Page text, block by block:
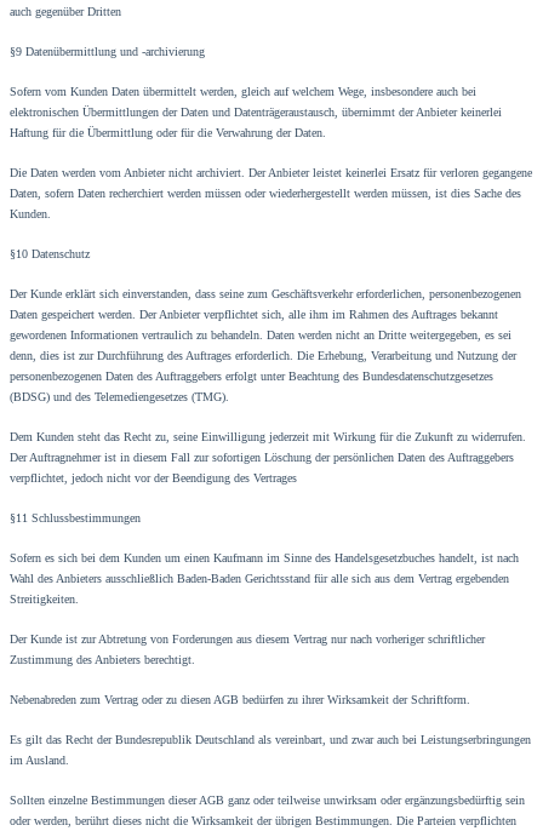
auch gegenüber Dritten
§9 Datenübermittlung und -archivierung
Sofern vom Kunden Daten übermittelt werden, gleich auf welchem Wege, insbesondere auch bei
elektronischen Übermittlungen der Daten und Datenträgeraustausch, übernimmt der Anbieter keinerlei
Haftung für die Übermittlung oder für die Verwahrung der Daten.
Die Daten werden vom Anbieter nicht archiviert. Der Anbieter leistet keinerlei Ersatz für verloren gegangene
Daten, sofern Daten recherchiert werden müssen oder wiederhergestellt werden müssen, ist dies Sache des
Kunden.
§10 Datenschutz
Der Kunde erklärt sich einverstanden, dass seine zum Geschäftsverkehr erforderlichen, personenbezogenen
Daten gespeichert werden. Der Anbieter verpflichtet sich, alle ihm im Rahmen des Auftrages bekannt
gewordenen Informationen vertraulich zu behandeln. Daten werden nicht an Dritte weitergegeben, es sei
denn, dies ist zur Durchführung des Auftrages erforderlich. Die Erhebung, Verarbeitung und Nutzung der
personenbezogenen Daten des Auftraggebers erfolgt unter Beachtung des Bundesdatenschutzgesetzes
(BDSG) und des Telemediengesetzes (TMG).
Dem Kunden steht das Recht zu, seine Einwilligung jederzeit mit Wirkung für die Zukunft zu widerrufen.
Der Auftragnehmer ist in diesem Fall zur sofortigen Löschung der persönlichen Daten des Auftraggebers
verpflichtet, jedoch nicht vor der Beendigung des Vertrages
§11 Schlussbestimmungen
Sofern es sich bei dem Kunden um einen Kaufmann im Sinne des Handelsgesetzbuches handelt, ist nach
Wahl des Anbieters ausschließlich Baden-Baden Gerichtsstand für alle sich aus dem Vertrag ergebenden
Streitigkeiten.
Der Kunde ist zur Abtretung von Forderungen aus diesem Vertrag nur nach vorheriger schriftlicher
Zustimmung des Anbieters berechtigt.
Nebenabreden zum Vertrag oder zu diesen AGB bedürfen zu ihrer Wirksamkeit der Schriftform.
Es gilt das Recht der Bundesrepublik Deutschland als vereinbart, und zwar auch bei Leistungserbringungen
im Ausland.
Sollten einzelne Bestimmungen dieser AGB ganz oder teilweise unwirksam oder ergänzungsbedürftig sein
oder werden, berührt dieses nicht die Wirksamkeit der übrigen Bestimmungen. Die Parteien verpflichten